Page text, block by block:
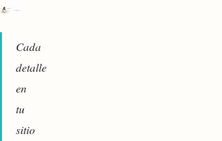
Cada
detalle
en
tu
sitio